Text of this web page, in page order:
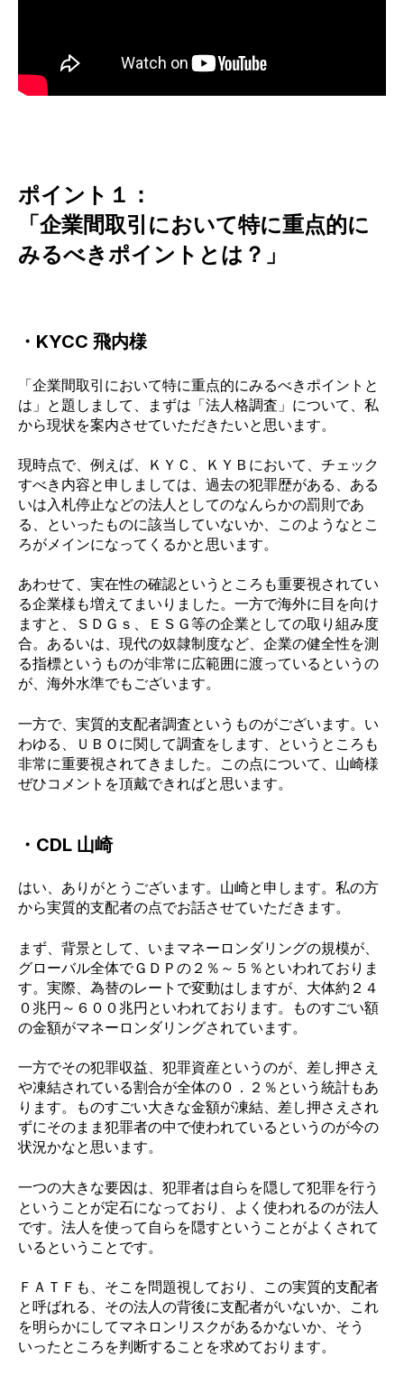
ポイント１：
「企業間取引において特に重点的に
みるべきポイントとは？」
・KYCC 飛内様
「企業間取引において特に重点的にみるべきポイントと
は」と題しまして、まずは 「法人格調査」について、私
から現状を案内させていただきたいと思います。
現時点で、例えば、ＫＹＣ、ＫＹＢにおいて、チェック
すべき内容と申しましては、過去の犯罪歴がある、ある
いは入札停止などの法人としてのなんらかの罰則であ
る、といったものに該当していないか、このようなとこ
ろがメインになってくるかと思います。
あわせて、実在性の確認というところも重要視されてい
る企業様も増えてまいりました。一方で海外に目を向け
ますと、ＳＤＧｓ、ＥＳＧ等の企業としての取り組み度
合。あるいは、現代の奴隷制度など、企業の健全性を測
る指標というものが非常に広範囲に渡っているというの
が、海外水準でもございます。
一方で、実質的支配者調査というものがございます。い
わゆる、ＵＢＯに関して調査をします、というところも
非常に重要視されてきました。この点について、山崎様
ぜひコメントを頂戴できればと思います。
・CDL 山崎
はい、ありがとうございます。山崎と申します。私の方
から実質的支配者の点でお話させていただきます。
まず、背景として、いまマネーロンダリングの規模が、
グローバル全体でＧＤＰの２％～５％といわれておりま
す。実際、為替のレートで変動はしますが、大体約２４
０兆円～６００兆円といわれております。ものすごい額
の金額がマネーロンダリングされています。
一方でその犯罪収益、犯罪資産というのが、差し押さえ
や凍結されている割合が全体の０．２％という統計もあ
ります。ものすごい大きな金額が凍結、差し押さえされ
ずにそのまま犯罪者の中で使われているというのが今の
状況かなと思います。
一つの大きな要因は、犯罪者は自らを隠して犯罪を行う
ということが定石になっており、よく使われるのが法人
です。法人を使って自らを隠すということがよくされて
いるということです。
ＦＡＴＦも、そこを問題視しており、この実質的支配者
と呼ばれる、その法人の背後に支配者がいないか、これ
を明らかにしてマネロンリスクがあるかないか、そう
いったところを判断することを求めております。